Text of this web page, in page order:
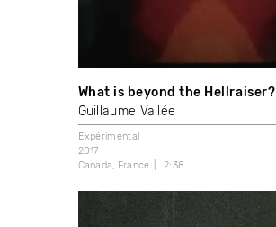
What is beyond the Hellraiser?
Guillaume Vallée
Expérimental
2017
Canada
France 2:38